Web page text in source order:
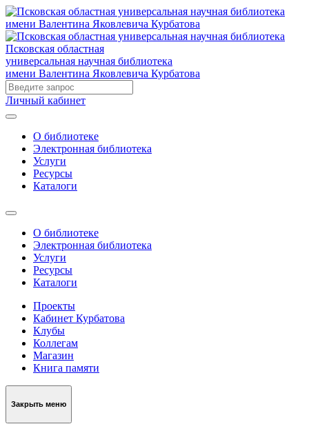
Псковская областная
универсальная научная библиотека
имени Валентина Яковлевича Курбатова
Личный кабинет
О библиотеке
Электронная библиотека
Услуги
Ресурсы
Каталоги
О библиотеке
Электронная библиотека
Услуги
Ресурсы
Каталоги
Проекты
Кабинет Курбатова
Клубы
Коллегам
Магазин
Книга памяти
Закрыть меню